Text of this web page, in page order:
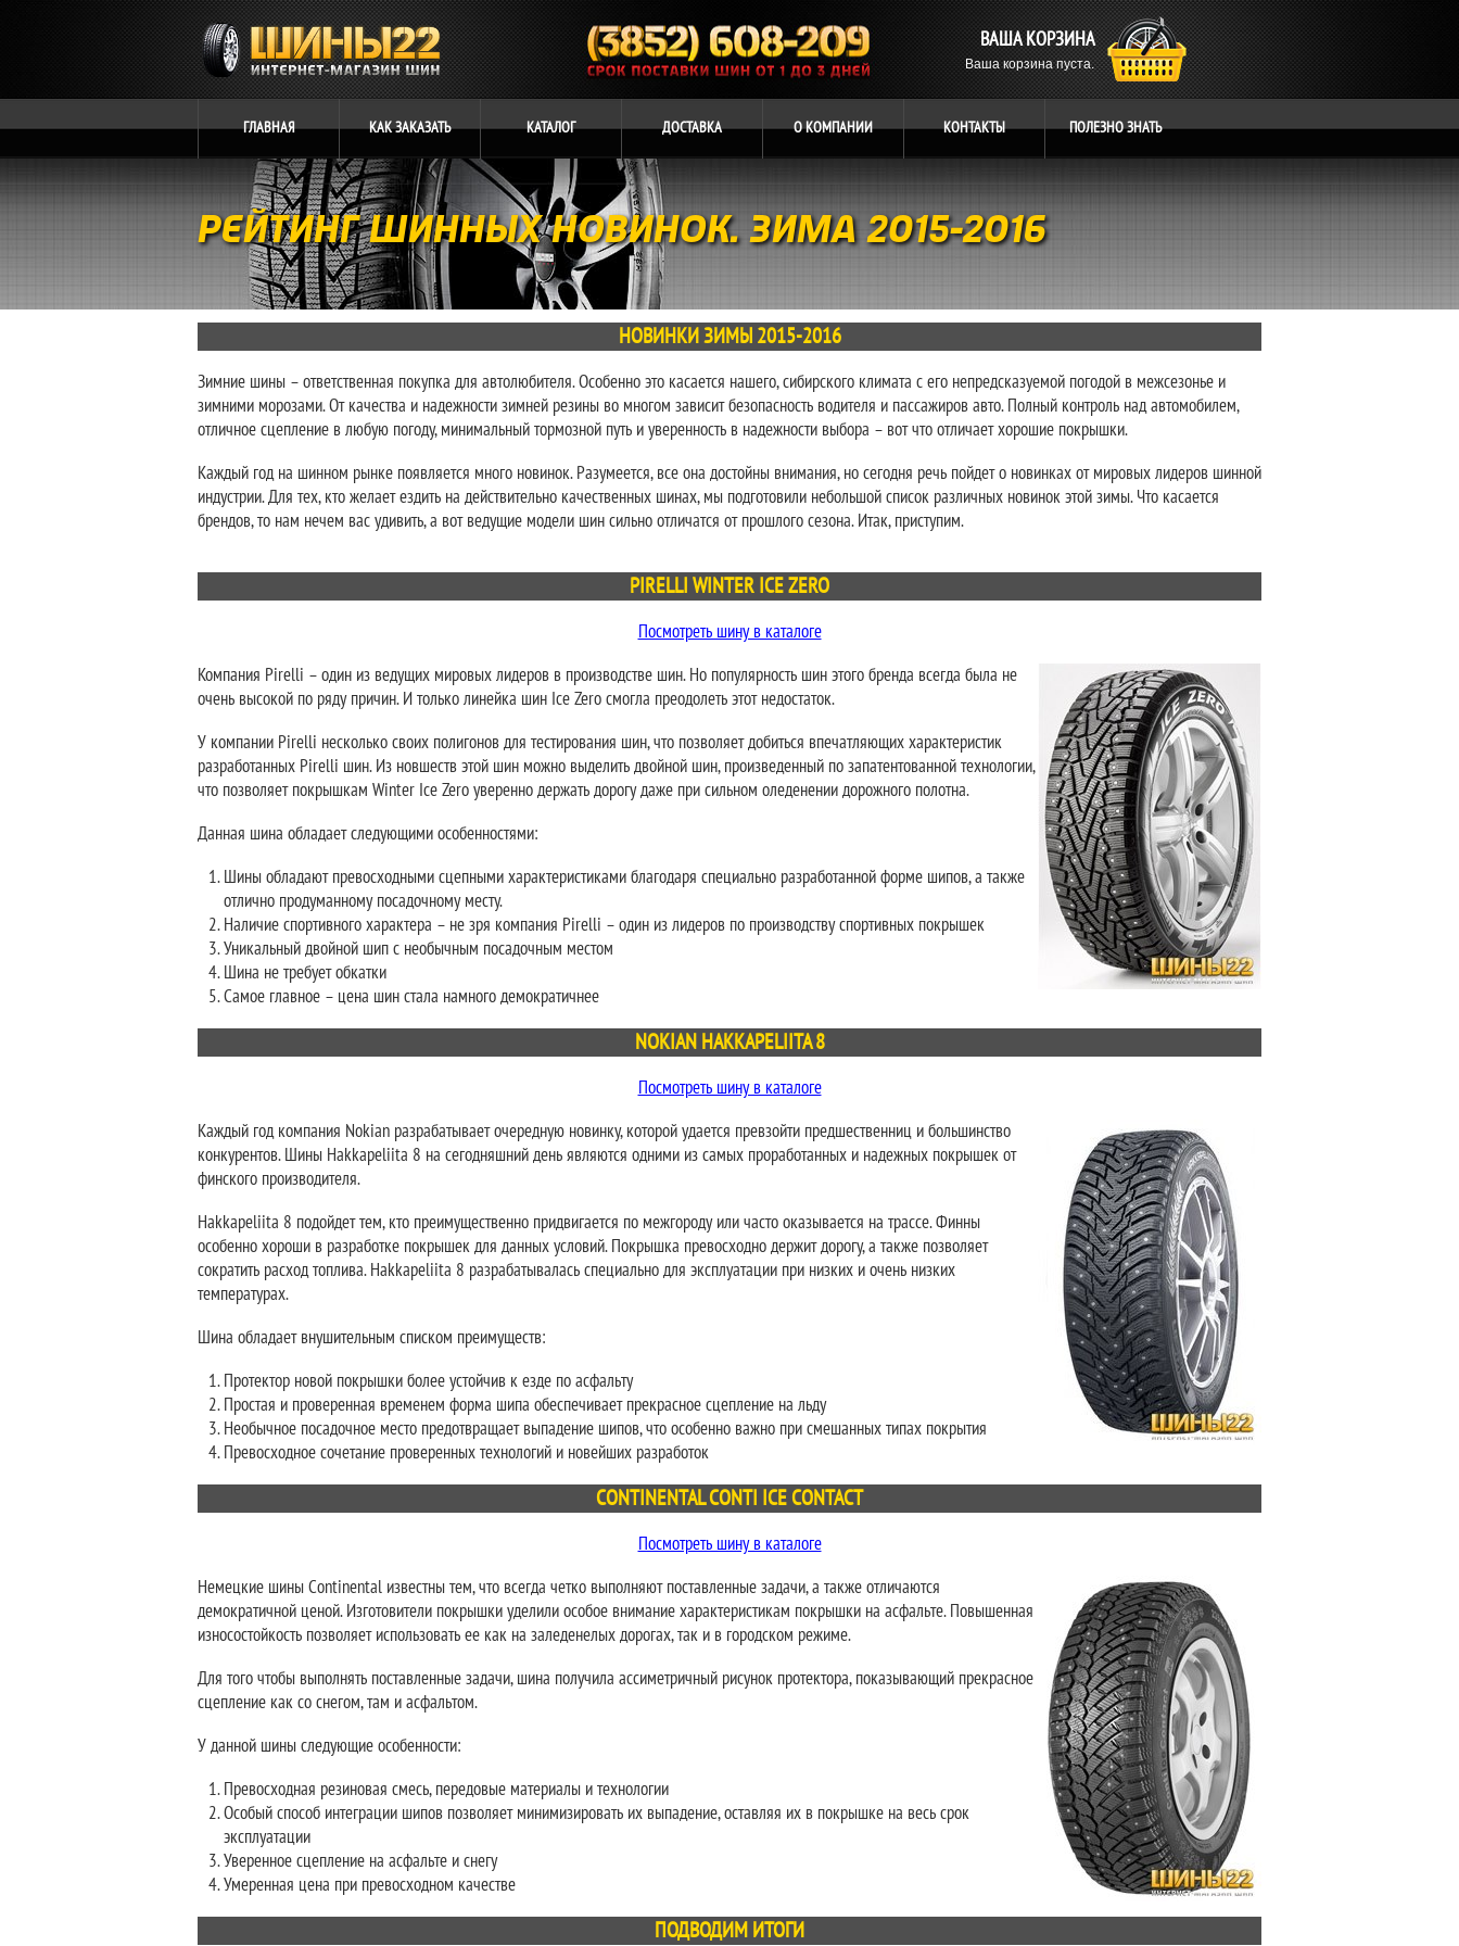
ВАША КОРЗИНА
Ваша корзина пуста.
ГЛАВНАЯ КАКЗАКАЗАТЬ КАТАЛОГ ДОСТАВКА ОКОМПАНИИ КОНТАКТЫ ПОЛЕЗНОЗНАТЬ
РЕЙТИНГ ШИННЫХ НОВИНОК. ЗИМА 2015-2016
НОВИНКИ ЗИМЫ 2015-2016
Зимние шины – ответственная покупка для автолюбителя. Особенно это касается нашего, сибирского климата с его непредсказуемой погодой в межсезонье и
зимними морозами. От качества и надежности зимней резины во многом зависит безопасность водителя и пассажиров авто. Полный контроль над автомобилем,
отличное сцепление в любую погоду, минимальный тормозной путь и уверенность в надежности выбора – вот что отличает хорошие покрышки.
Каждый год на шинном рынке появляется много новинок. Разумеется, все она достойны внимания, но сегодня речь пойдет о новинках от мировых лидеров шинной
индустрии. Для тех, кто желает ездить на действительно качественных шинах, мы подготовили небольшой список различных новинок этой зимы. Что касается
брендов, то нам нечем вас удивить, а вот ведущие модели шин сильно отличатся от прошлого сезона. Итак, приступим.
PIRELLI WINTER ICE ZERO
Посмотреть шину в каталоге
Компания Pirelli – один из ведущих мировых лидеров в производстве шин. Но популярность шин этого бренда всегда была не
очень высокой по ряду причин. И только линейка шин Ice Zero смогла преодолеть этот недостаток.
У компании Pirelli несколько своих полигонов для тестирования шин, что позволяет добиться впечатляющих характеристик
разработанных Pirelli шин. Из новшеств этой шин можно выделить двойной шин, произведенный по запатентованной технологии,
что позволяет покрышкам Winter Ice Zero уверенно держать дорогу даже при сильном оледенении дорожного полотна.
Данная шина обладает следующими особенностями:
Шины обладают превосходными сцепными характеристиками благодаря специально разработанной форме шипов, а также
отлично продуманному посадочному месту.
Наличие спортивного характера – не зря компания Pirelli – один из лидеров по производству спортивных покрышек
Уникальный двойной шип с необычным посадочным местом
Шина не требует обкатки
Самое главное – цена шин стала намного демократичнее
NOKIAN HAKKAPELIITA 8
Посмотреть шину в каталоге
Каждый год компания Nokian разрабатывает очередную новинку, которой удается превзойти предшественниц и большинство
конкурентов. Шины Hakkapeliita 8 на сегодняшний день являются одними из самых проработанных и надежных покрышек от
финского производителя.
Hakkapeliita 8 подойдет тем, кто преимущественно придвигается по межгороду или часто оказывается на трассе. Финны
особенно хороши в разработке покрышек для данных условий. Покрышка превосходно держит дорогу, а также позволяет
сократить расход топлива. Hakkapeliita 8 разрабатывалась специально для эксплуатации при низких и очень низких
температурах.
Шина обладает внушительным списком преимуществ:
Протектор новой покрышки более устойчив к езде по асфальту
Простая и проверенная временем форма шипа обеспечивает прекрасное сцепление на льду
Необычное посадочное место предотвращает выпадение шипов, что особенно важно при смешанных типах покрытия
Превосходное сочетание проверенных технологий и новейших разработок
CONTINENTAL CONTI ICE CONTACT
Посмотреть шину в каталоге
Немецкие шины Continental известны тем, что всегда четко выполняют поставленные задачи, а также отличаются
демократичной ценой. Изготовители покрышки уделили особое внимание характеристикам покрышки на асфальте. Повышенная
износостойкость позволяет использовать ее как на заледенелых дорогах, так и в городском режиме.
Для того чтобы выполнять поставленные задачи, шина получила ассиметричный рисунок протектора, показывающий прекрасное
сцепление как со снегом, там и асфальтом.
У данной шины следующие особенности:
Превосходная резиновая смесь, передовые материалы и технологии
Особый способ интеграции шипов позволяет минимизировать их выпадение, оставляя их в покрышке на весь срок
эксплуатации
Уверенное сцепление на асфальте и снегу
Умеренная цена при превосходном качестве
ПОДВОДИМ ИТОГИ